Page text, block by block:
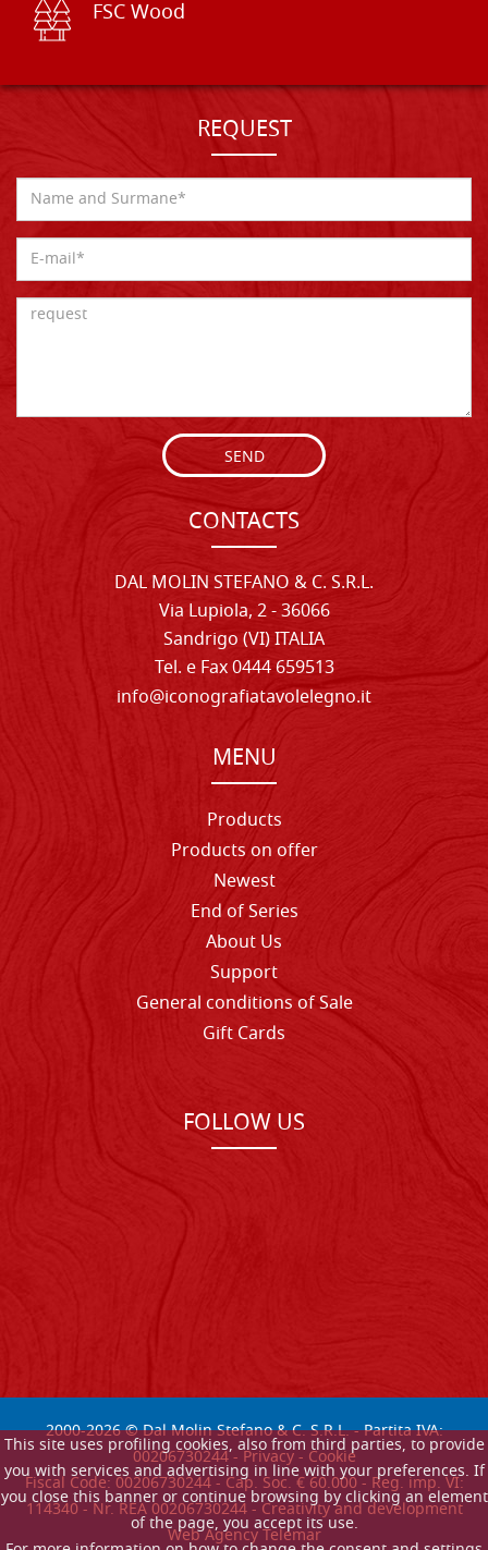
This site uses profiling cookies, also from third parties, to provide
you with services and advertising in line with your preferences. If
you close this banner or continue browsing by clicking an element
of the page, you accept its use.
FSC Wood
REQUEST
SEND
CONTACTS
DAL MOLIN STEFANO & C. S.R.L.
Via Lupiola, 2 - 36066
Sandrigo (VI) ITALIA
Tel. e Fax 0444 659513
info@iconografiatavolelegno.it
MENU
Products
Products on offer
Newest
End of Series
About Us
Support
General conditions of Sale
Gift Cards
FOLLOW US
2000-2026© Dal Molin Stefano & C. S.R.L. - Partita IVA:
00206730244 -Privacy-Cookie
Fiscal Code: 00206730244 - Cap. Soc. € 60.000 - Reg. imp. VI:
114340 - Nr. REA 00206730244 - Creativity and development
Web Agency Telemar